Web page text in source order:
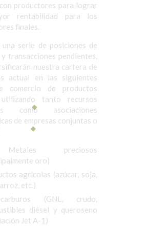
productores para lograr
rentabilidad para los
finales.
una serie de posiciones de
transacciones pendientes,
nuestra cartera de
actual en las siguientes
comercio de productos
tanto recursos
como asociaciones
de empresas conjuntas o
preciosos
oro)
agrícolas (azúcar, soja,
etc.)
(GNL, crudo,
diésel y queroseno
Jet A-1)